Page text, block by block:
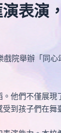
表演
院舉辦「同
他們不僅展
到孩子們在舞